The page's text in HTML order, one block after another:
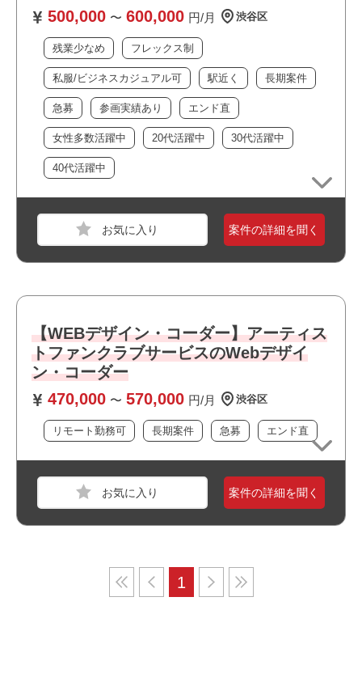
500,000 〜 600,000 円/月 渋谷区
残業少なめ フレックス制
私服/ビジネスカジュアル可 駅近く 長期案件
急募 参画実績あり エンド直
女性多数活躍中 20代活躍中 30代活躍中
40代活躍中
案件の詳細を聞く
【WEBデザイン・コーダー】アーティス
トファンクラブサービスのWebデザイ
ン・コーダー
470,000 〜 570,000 円/月 渋谷区
リモート勤務可 長期案件 急募 エンド直
必須スキル
・コーディング（HTML・CSS・JavaScript等）の経験（3
年以上）
・エンタメコンテンツ（音楽・アニメ・映画など）のWeb
サイトのデザイン実務経験
・UIデザイン等のWEBサイトデザイン経験
・ポートフォリオの提出（ポートフォリオとしてご自身が
作成されたURLのご提出を1つ以上お願いいたします。
（エンタメ系のWEBサイト実績のポートフォリオが必須で
案件の詳細を聞く
1